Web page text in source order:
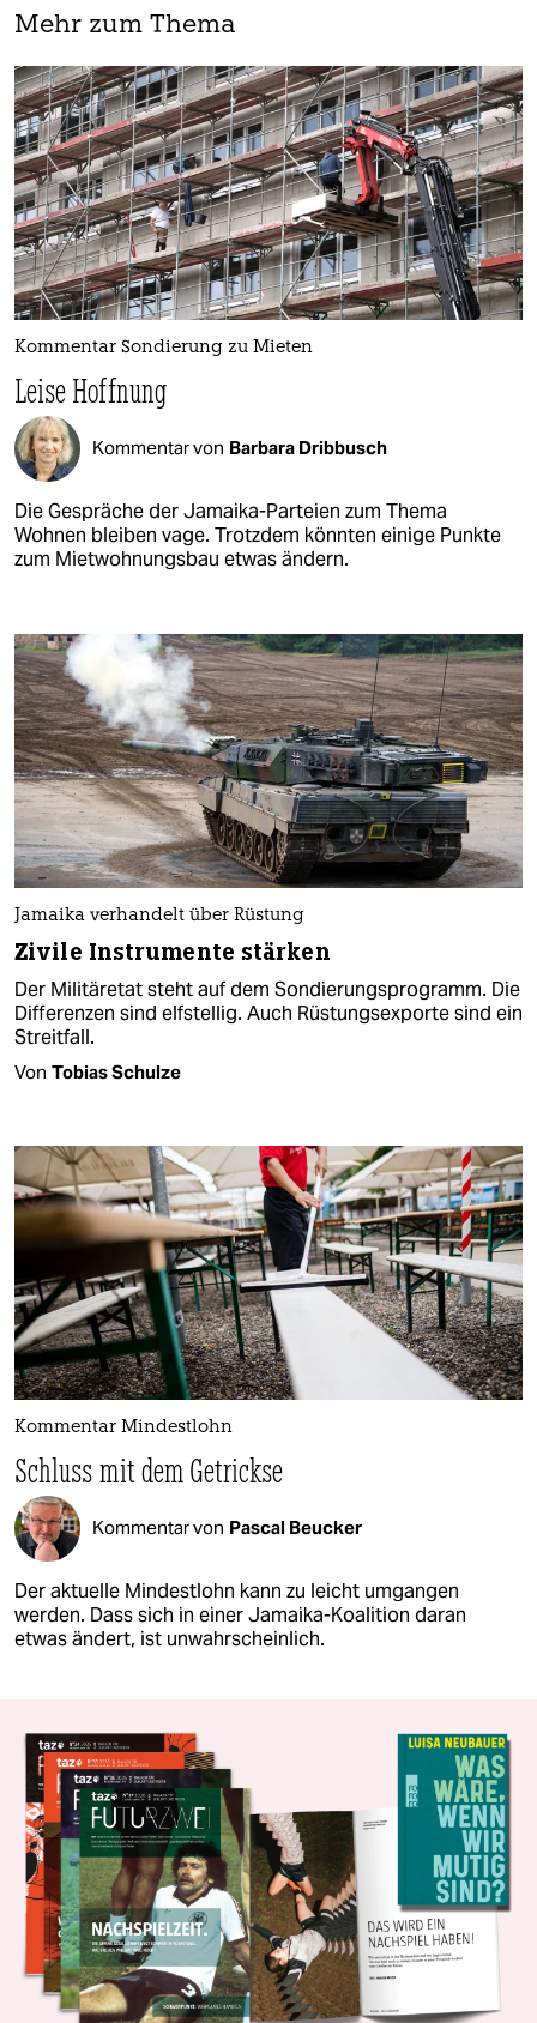
Mehr zum Thema
Kommentar Sondierung zu Mieten
Leise Hoffnung
Kommentar von Barbara Dribbusch
Die Gespräche der Jamaika-Parteien zum Thema
Wohnen bleiben vage. Trotzdem könnten einige Punkte
zum Mietwohnungsbau etwas ändern.
Jamaika verhandelt über Rüstung
Zivile Instrumente stärken
Der Militäretat steht auf dem Sondierungsprogramm. Die
Differenzen sind elfstellig. Auch Rüstungsexporte sind ein
Streitfall.
Von Tobias Schulze
Kommentar Mindestlohn
Schluss mit dem Getrickse
Kommentar von Pascal Beucker
Der aktuelle Mindestlohn kann zu leicht umgangen
werden. Dass sich in einer Jamaika-Koalition daran
etwas ändert, ist unwahrscheinlich.